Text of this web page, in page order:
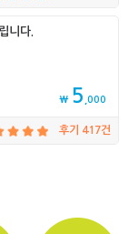
니다.
₩ 5 ,000
후기 417건